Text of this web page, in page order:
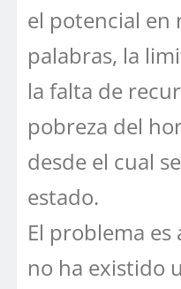
el potencial en
palabras, la
la falta de
pobreza del
desde el cual
estado.
El problema
no ha existido